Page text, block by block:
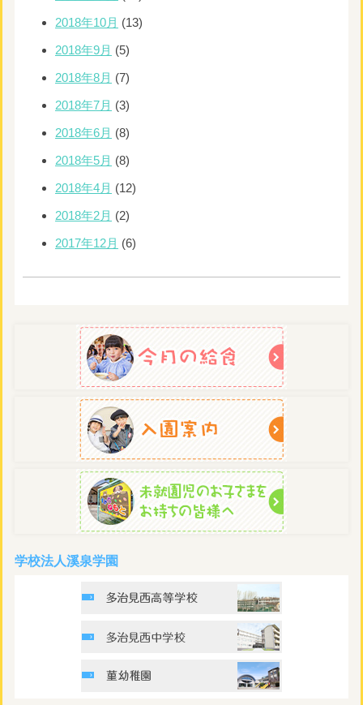
2018年10月 (13)
2018年9月 (5)
2018年8月 (7)
2018年7月 (3)
2018年6月 (8)
2018年5月 (8)
2018年4月 (12)
2018年2月 (2)
2017年12月 (6)
学校法人溪泉学園